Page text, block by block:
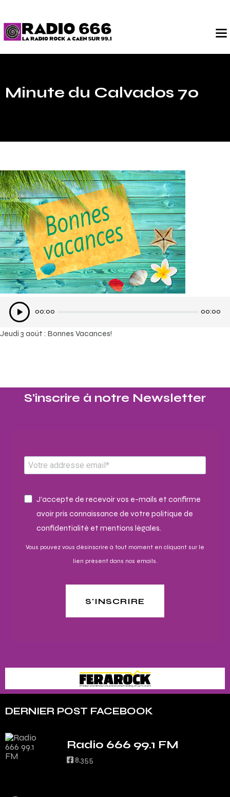
Minute du Calvados 70
Lecteur
audio
00:00 00:00
Jeudi 3 août : Bonnes Vacances!
S'inscrire à notre Newsletter​
J'accepte de recevoir vos e-mails et confirme
avoir pris connaissance de votre politique de
confidentialité et mentions légales.
Vous pouvez vous désinscrire à tout moment en cliquant sur le
lien présent dans nos emails.
S'INSCRIRE
DERNIER POST FACEBOOK
Radio 666 99.1 FM
8,355